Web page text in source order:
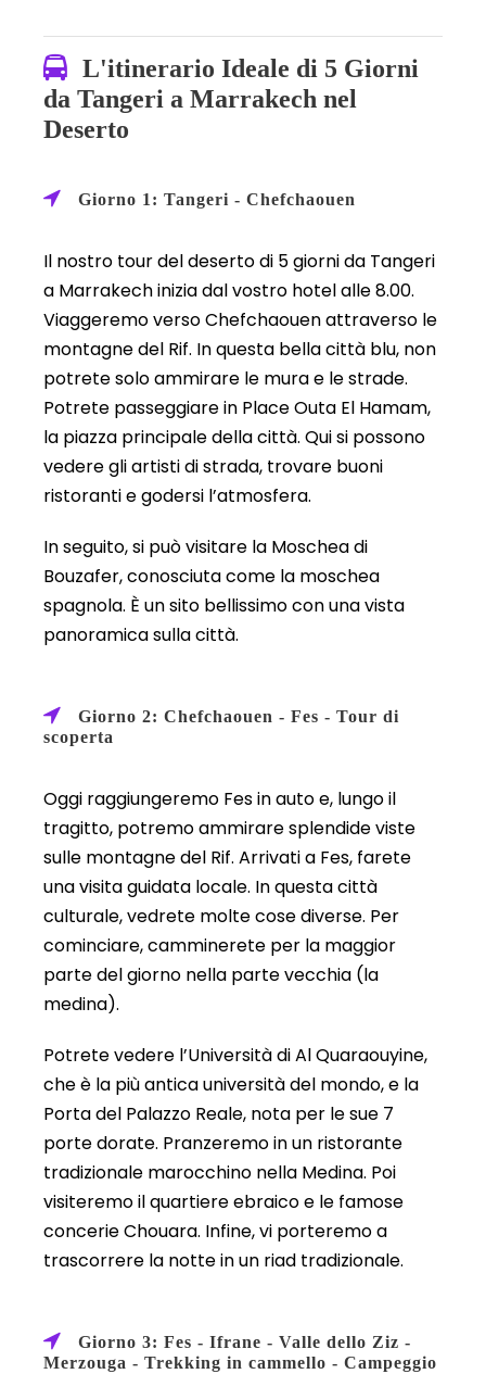
L'itinerario Ideale di 5 Giorni
da Tangeri a Marrakech nel
Deserto
Giorno 1: Tangeri - Chefchaouen
Il nostro tour del deserto di 5 giorni da Tangeri
a Marrakech inizia dal vostro hotel alle 8.00.
Viaggeremo verso Chefchaouen attraverso le
montagne del Rif. In questa bella città blu, non
potrete solo ammirare le mura e le strade.
Potrete passeggiare in Place Outa El Hamam,
la piazza principale della città. Qui si possono
vedere gli artisti di strada, trovare buoni
ristoranti e godersi l’atmosfera.
In seguito, si può visitare la Moschea di
Bouzafer, conosciuta come la moschea
spagnola. È un sito bellissimo con una vista
panoramica sulla città.
Giorno 2: Chefchaouen - Fes - Tour di
scoperta
Oggi raggiungeremo Fes in auto e, lungo il
tragitto, potremo ammirare splendide viste
sulle montagne del Rif. Arrivati a Fes, farete
una visita guidata locale. In questa città
culturale, vedrete molte cose diverse. Per
cominciare, camminerete per la maggior
parte del giorno nella parte vecchia (la
medina).
Potrete vedere l’Università di Al Quaraouyine,
che è la più antica università del mondo, e la
Porta del Palazzo Reale, nota per le sue 7
porte dorate. Pranzeremo in un ristorante
tradizionale marocchino nella Medina. Poi
visiteremo il quartiere ebraico e le famose
concerie Chouara. Infine, vi porteremo a
trascorrere la notte in un riad tradizionale.
Giorno 3: Fes - Ifrane - Valle dello Ziz -
Merzouga - Trekking in cammello - Campeggio